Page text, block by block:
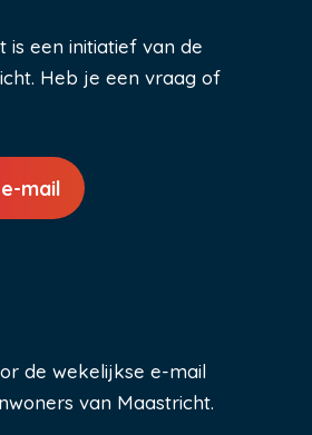
is een initiatief van de
Heb je een vraag of
mail
de wekelijkse e-mail
van Maastricht.